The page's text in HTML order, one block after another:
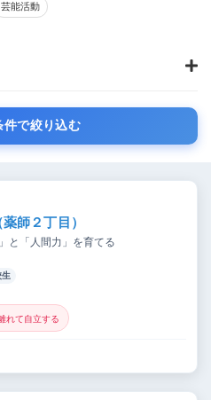
芸能活動
件で絞り込む
師２丁目）
と「人間力」を育てる
生
れて自立する